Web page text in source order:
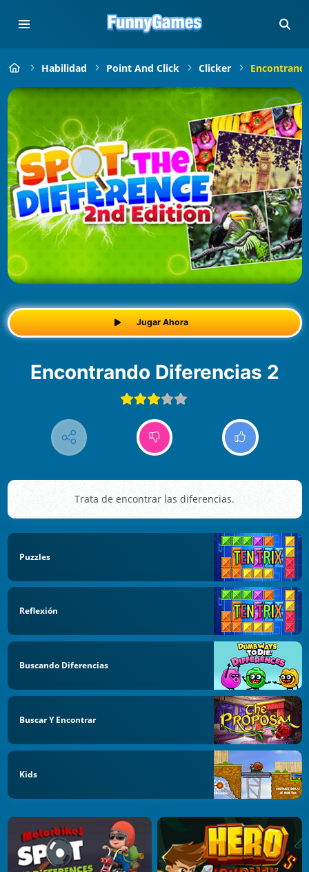
Habilidad Point And Click Clicker
Jugar Ahora
Encontrando Diferencias 2
Trata de encontrar las diferencias.
Puzzles
Reflexión
Buscando Diferencias
Buscar Y Encontrar
Kids